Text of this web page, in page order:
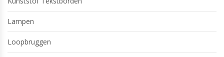
Lampen
Loopbruggen